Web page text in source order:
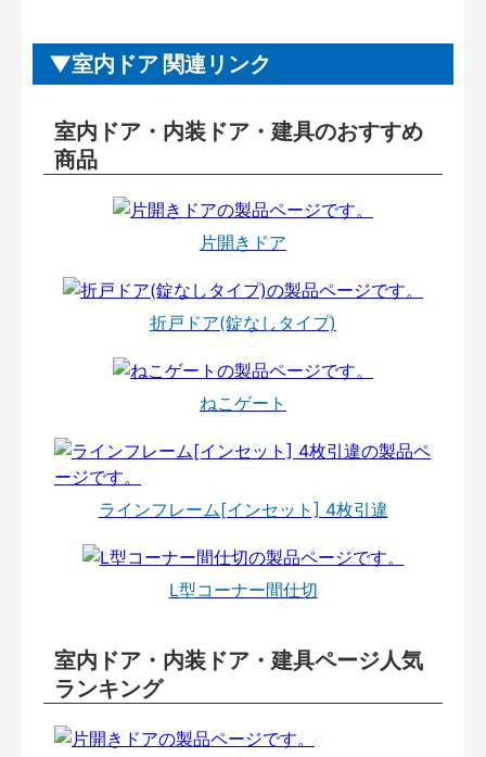
室内ドア 関連リンク
室内ドア・内装ドア・建具のおすすめ
商品
片開きドア
折戸ドア(錠なしタイプ)
ねこゲート
ラインフレーム[インセット] 4枚引違
L型コーナー間仕切
室内ドア・内装ドア・建具ページ人気
ランキング